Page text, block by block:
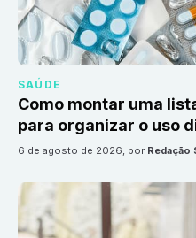
SAÚDE
Como montar uma
para organizar o uso
6 de agosto de 2026, por Redação